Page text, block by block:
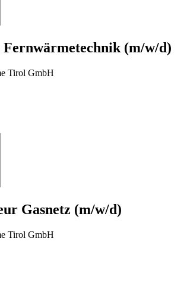
(m/w/d)
Tirol GmbH
Gasnetz (m/w/d)
Tirol GmbH